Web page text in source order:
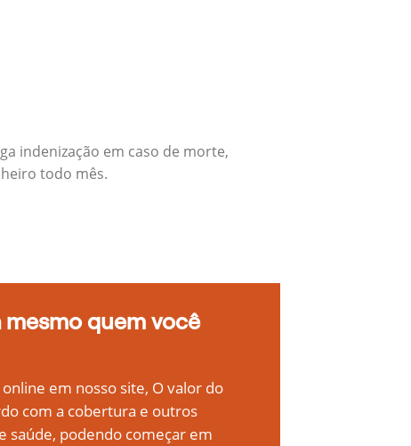
indenização em caso de morte,
todo mês.
quem você
em nosso site, O valor do
com a cobertura e outros
saúde, podendo começar em